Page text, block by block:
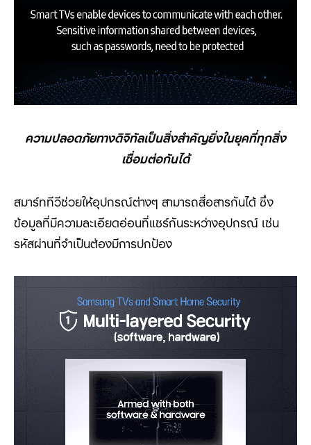
ความปลอดภัยทางดิจิทัลเป็นสิ่งสำคัญยิ่งในยุคที่ทุกสิ่ง
เชื่อมต่อกันได้
สมาร์ททีวีช่วยให้อุปกรณ์ต่างๆ สามารถสื่อสารกันได้ ซึ่ง
ข้อมูลที่มีความละเอียดอ่อนที่แชร์กันระหว่างอุปกรณ์ เช่น
รหัสผ่านที่จำเป็นต้องมีการปกป้อง